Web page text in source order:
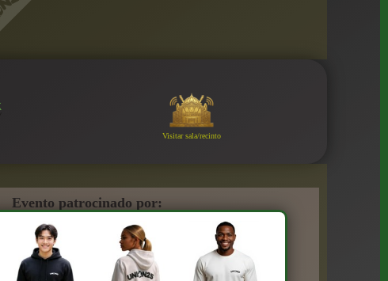
Visitar sala/recinto
Evento patrocinado por: